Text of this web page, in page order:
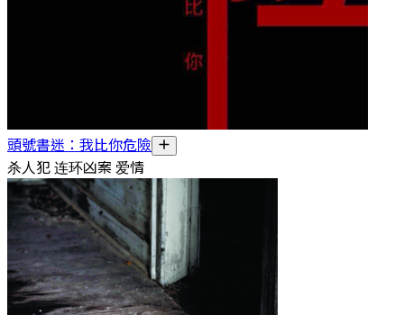
頭號書迷：我比你危險
杀人犯 连环凶案 爱情